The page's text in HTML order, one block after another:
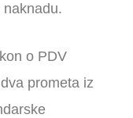
o PDV
prometa iz